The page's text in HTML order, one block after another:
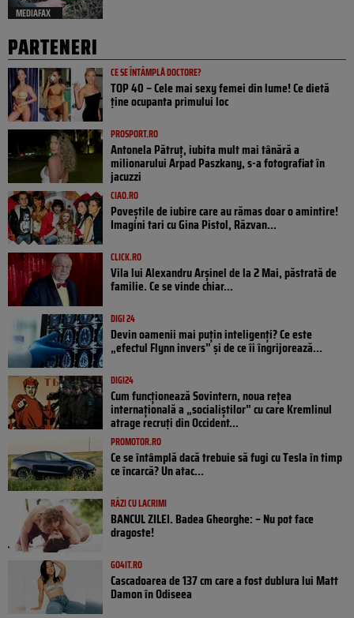
MEDIAFAX
PARTENERI
CE SE ÎNTÂMPLĂ DOCTORE?
TOP 40 – Cele mai sexy femei din lume! Ce dietă
ține ocupanta primului loc
PROSPORT.RO
Antonela Pătruț, iubita mult mai tânără a
milionarului Arpad Paszkany, s-a fotografiat în
jacuzzi
CIAO.RO
Poveştile de iubire care au rămas doar o amintire!
Imagini tari cu Gina Pistol, Răzvan...
CLICK.RO
Vila lui Alexandru Arșinel de la 2 Mai, păstrată de
familie. Ce se vinde chiar...
DIGI 24
Devin oamenii mai puțin inteligenți? Ce este
„efectul Flynn invers” și de ce îi îngrijorează...
DIGI24
Cum funcționează Sovintern, noua rețea
internațională a „socialiștilor” cu care Kremlinul
atrage recruți din Occident...
PROMOTOR.RO
Ce se întâmplă dacă trebuie să fugi cu Tesla în timp
ce încarcă? Un atac...
RÂZI CU LACRIMI
BANCUL ZILEI. Badea Gheorghe: – Nu pot face
dragoste!
GO4IT.RO
Cascadoarea de 137 cm care a fost dublura lui Matt
Damon în Odiseea